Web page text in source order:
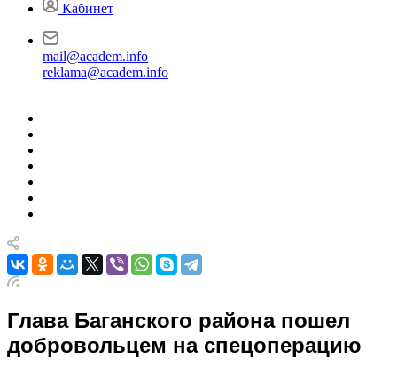
Кабинет
mail@academ.info
reklama@academ.info
Глава Баганского района пошел
добровольцем на спецоперацию